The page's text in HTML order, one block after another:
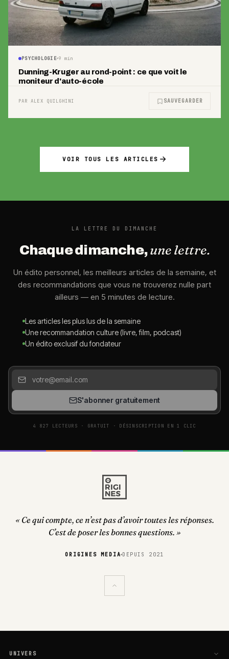
PSYCHOLOGIE 9 min
Dunning-Kruger au rond-point : ce que voit le
moniteur d'auto-école
PAR ALEX QUILGHINI SAUVEGARDER
VOIR TOUS LES ARTICLES
LA LETTRE DU DIMANCHE
Chaque dimanche,une lettre.
Un édito personnel, les meilleurs articles de la semaine, et
des recommandations que vous ne trouverez nulle part
ailleurs — en 5 minutes de lecture.
Les articles les plus lus de la semaine
Une recommandation culture (livre, film, podcast)
Un édito exclusif du fondateur
S'abonner gratuitement
4 827 LECTEURS · GRATUIT · DÉSINSCRIPTION EN 1 CLIC
« Ce qui compte, ce n’est pas d’avoir toutes les réponses.
C’est de poser les bonnes questions. »
ORIGINES MEDIA DEPUIS 2021
UNIVERS